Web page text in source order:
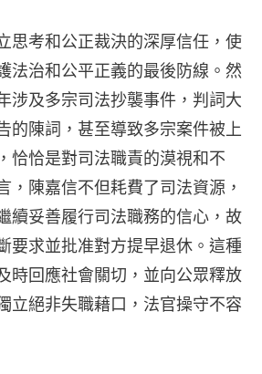
思考和公正裁決的深厚信任，使
法治和公平正義的最後防線。然
涉及多宗司法抄襲事件，判詞大
的陳詞，甚至導致多宗案件被上
恰恰是對司法職責的漠視和不
，陳嘉信不但耗費了司法資源，
續妥善履行司法職務的信心，故
要求並批准對方提早退休。這種
時回應社會關切，並向公眾釋放
絕非失職藉口，法官操守不容